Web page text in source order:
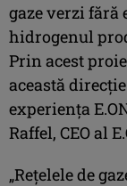
gaze verzi fără
hidrogenul
Prin acest
această
experiența
Raffel, CEO al
„Rețelele de